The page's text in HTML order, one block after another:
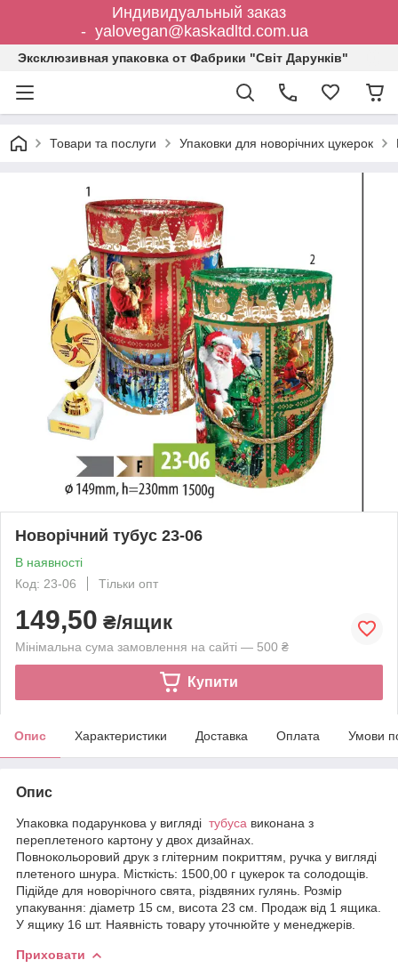
Индивидуальный заказ
- yalovegan@kaskadltd.com.ua
Эксклюзивная упаковка от Фабрики "Світ Дарунків"
Товари та послуги Упаковки для новорічних цукерок
Новорічний тубус 23-06
В наявності
Код: 23-06
Тільки опт
149,50 ₴/ящик
Мінімальна сума замовлення на сайті — 500 ₴
Купити
Опис Характеристики Доставка Оплата Умови
Опис
Упаковка подарункова у вигляді тубуса виконана з
переплетеного картону у двох дизайнах.
Повнокольоровий друк з глітерним покриттям, ручка у вигляді
плетеного шнура. Місткість: 1500,00 г цукерок та солодощів.
Підійде для новорічного свята, різдвяних гулянь. Розмір
упакування: діаметр 15 см, висота 23 см. Продаж від 1 ящика.
У ящику 16 шт. Наявність товару уточнюйте у менеджерів.
Приховати